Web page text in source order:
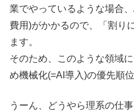
業でやっているような場合
費用)がかかるので、「割り
ます。
そのため、このような領域
め機械化(=AI導入)の優先順
うーん、どうやら理系の仕